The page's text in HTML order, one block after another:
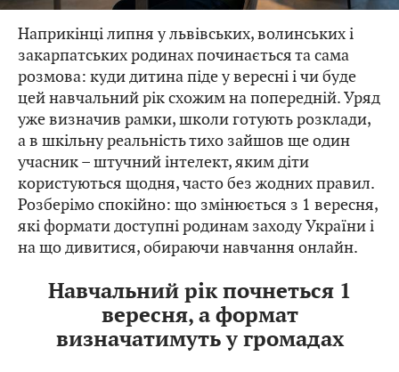
Наприкінці липня у львівських, волинських і
закарпатських родинах починається та сама
розмова: куди дитина піде у вересні і чи буде
цей навчальний рік схожим на попередній. Уряд
уже визначив рамки, школи готують розклади,
а в шкільну реальність тихо зайшов ще один
учасник – штучний інтелект, яким діти
користуються щодня, часто без жодних правил.
Розберімо спокійно: що змінюється з 1 вересня,
які формати доступні родинам заходу України і
на що дивитися, обираючи навчання онлайн.
Навчальний рік почнеться 1
вересня, а формат
визначатимуть у громадах